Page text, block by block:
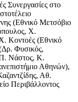
Συνεργασίες στο
(Εθνικό Μετσόβιο
Χ.
Κοντοές (Εθνικό
Φυσικός,
Π. Νάστος, Κ.
Αθηνών),
Αθ.
Περιβάλλοντος